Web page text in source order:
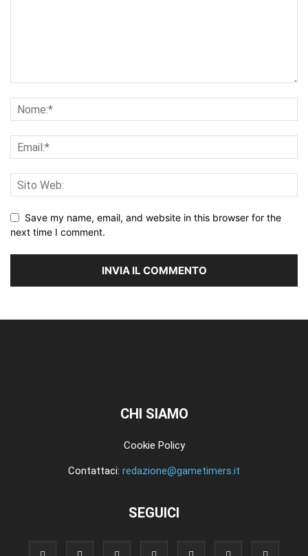
Save my name, email, and website in this browser for the
next time I comment.
CHI SIAMO
Cookie Policy
Contattaci: redazione@gametimers.it
SEGUICI